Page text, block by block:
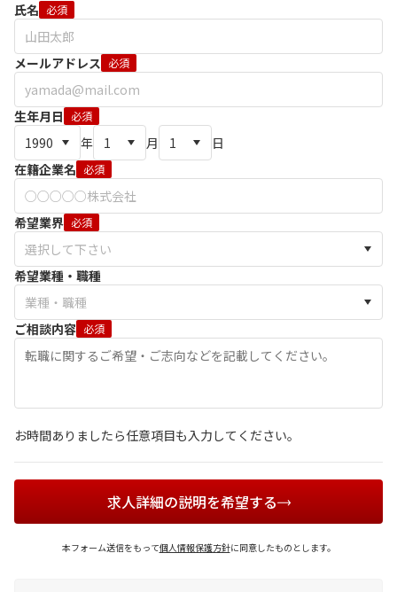
氏名 必須
メールアドレス 必須
生年月日 必須
年 月
日
在籍企業名 必須
希望業界 必須
希望業種・職種
ご相談内容 必須
お時間ありましたら任意項目も入力してください。
求人詳細の説明を希望する
本フォーム送信をもって個人情報保護方針に同意したものとします。